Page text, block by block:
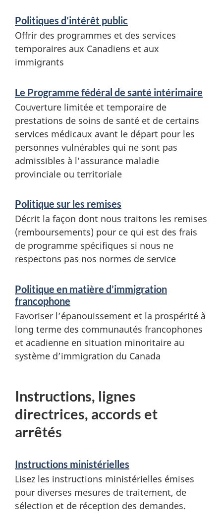
Politiques d’intérêt public
Offrir des programmes et des services
temporaires aux Canadiens et aux
immigrants
Le Programme fédéral de santé intérimaire
Couverture limitée et temporaire de
prestations de soins de santé et de certains
services médicaux avant le départ pour les
personnes vulnérables qui ne sont pas
admissibles à l’assurance maladie
provinciale ou territoriale
Politique sur les remises
Décrit la façon dont nous traitons les remises
(remboursements) pour ce qui est des frais
de programme spécifiques si nous ne
respectons pas nos normes de service
Politique en matière d’immigration
francophone
Favoriser l’épanouissement et la prospérité à
long terme des communautés francophones
et acadienne en situation minoritaire au
système d’immigration du Canada
Instructions, lignes
directrices, accords et
arrêtés
Instructions ministérielles
Lisez les instructions ministérielles émises
pour diverses mesures de traitement, de
sélection et de réception des demandes.